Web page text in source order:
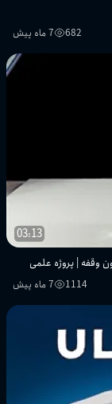
682 7 ماه پیش
03:13
وقفه | پروژه علمی
1114 7 ماه پیش